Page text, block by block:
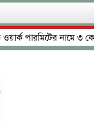
পারমিটের নামে ৩ কোটি
গোয়াইনঘাটে আলিম